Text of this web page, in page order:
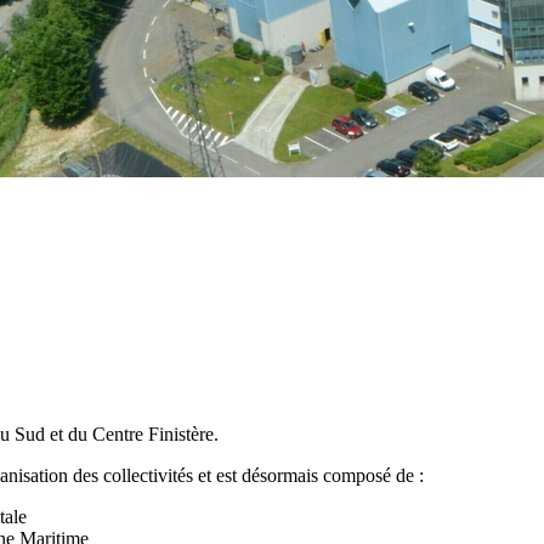
Sud et du Centre Finistère.
des collectivités et est désormais composé de :
Maritime